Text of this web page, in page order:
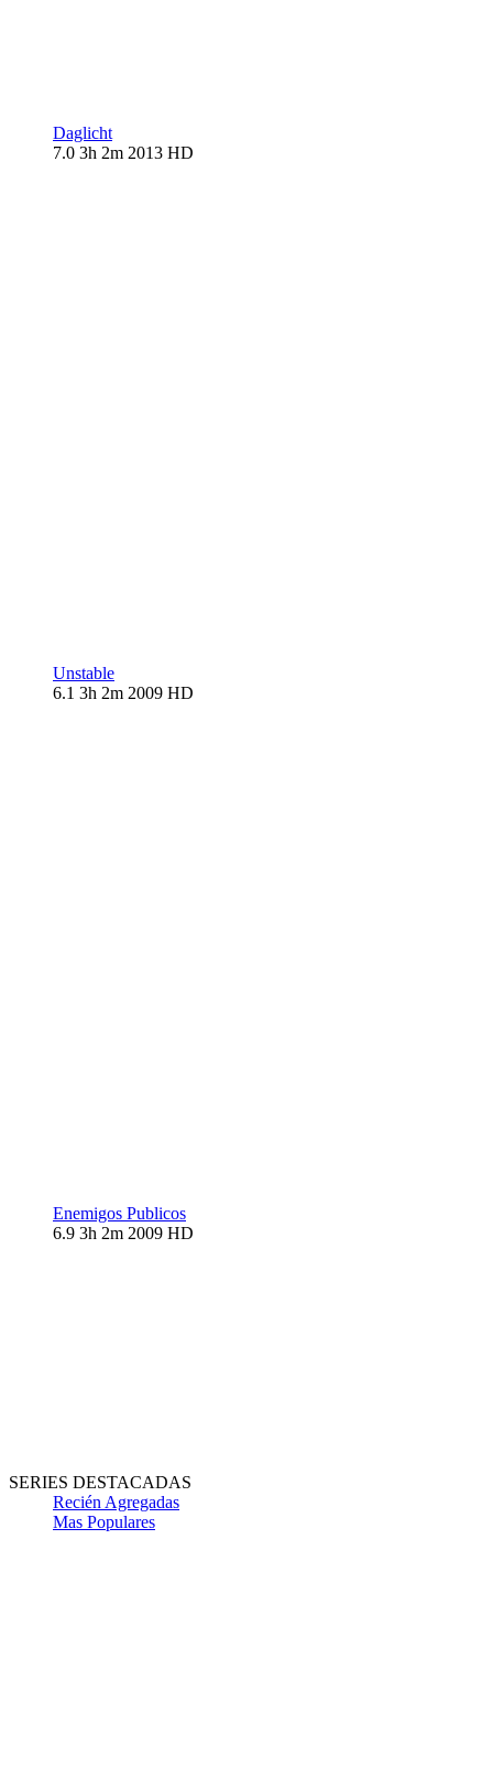
Daglicht
7.0 3h 2m 2013 HD
Unstable
6.1 3h 2m 2009 HD
Enemigos Publicos
6.9 3h 2m 2009 HD
SERIES DESTACADAS
Recién Agregadas
Mas Populares